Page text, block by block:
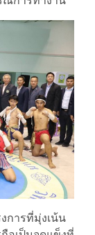
การที่มุ่งเน้น